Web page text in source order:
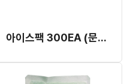
아이스팩 300EA (문구 인쇄)